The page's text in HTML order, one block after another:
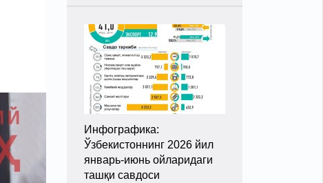
Инфографика:
Ўзбекистоннинг 2026 йил
январь-июнь ойларидаги
ташқи савдоси